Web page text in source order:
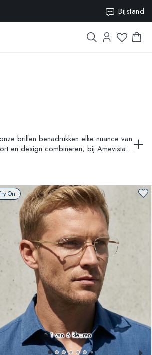
Bijstand
brillen benadrukken elke nuance van
en design combineren, bij Amevista
On
1van 6 kleuren